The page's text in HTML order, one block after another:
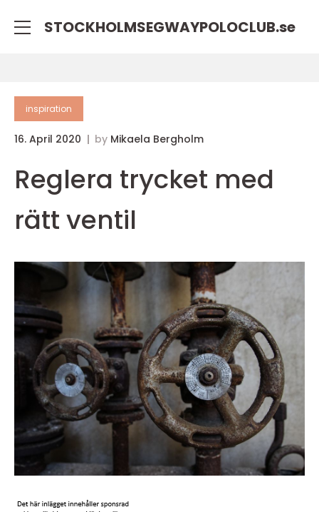
STOCKHOLMSEGWAYPOLOCLUB.se
inspiration
16. April 2020 by Mikaela Bergholm
Reglera trycket med
rätt ventil